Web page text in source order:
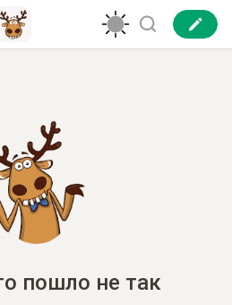
пошло не так